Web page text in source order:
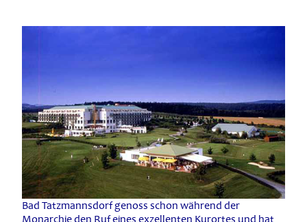
Bad Tatzmannsdorf genoss schon während der